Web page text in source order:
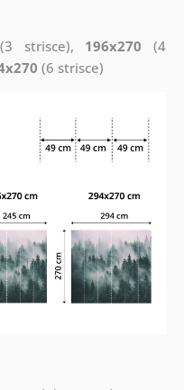
strisce), 196x270 (4
(6 strisce)